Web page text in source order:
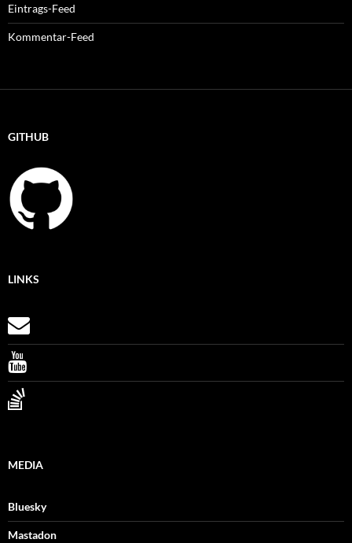
Eintrags-Feed
Kommentar-Feed
GITHUB
LINKS
MEDIA
Bluesky
Mastadon